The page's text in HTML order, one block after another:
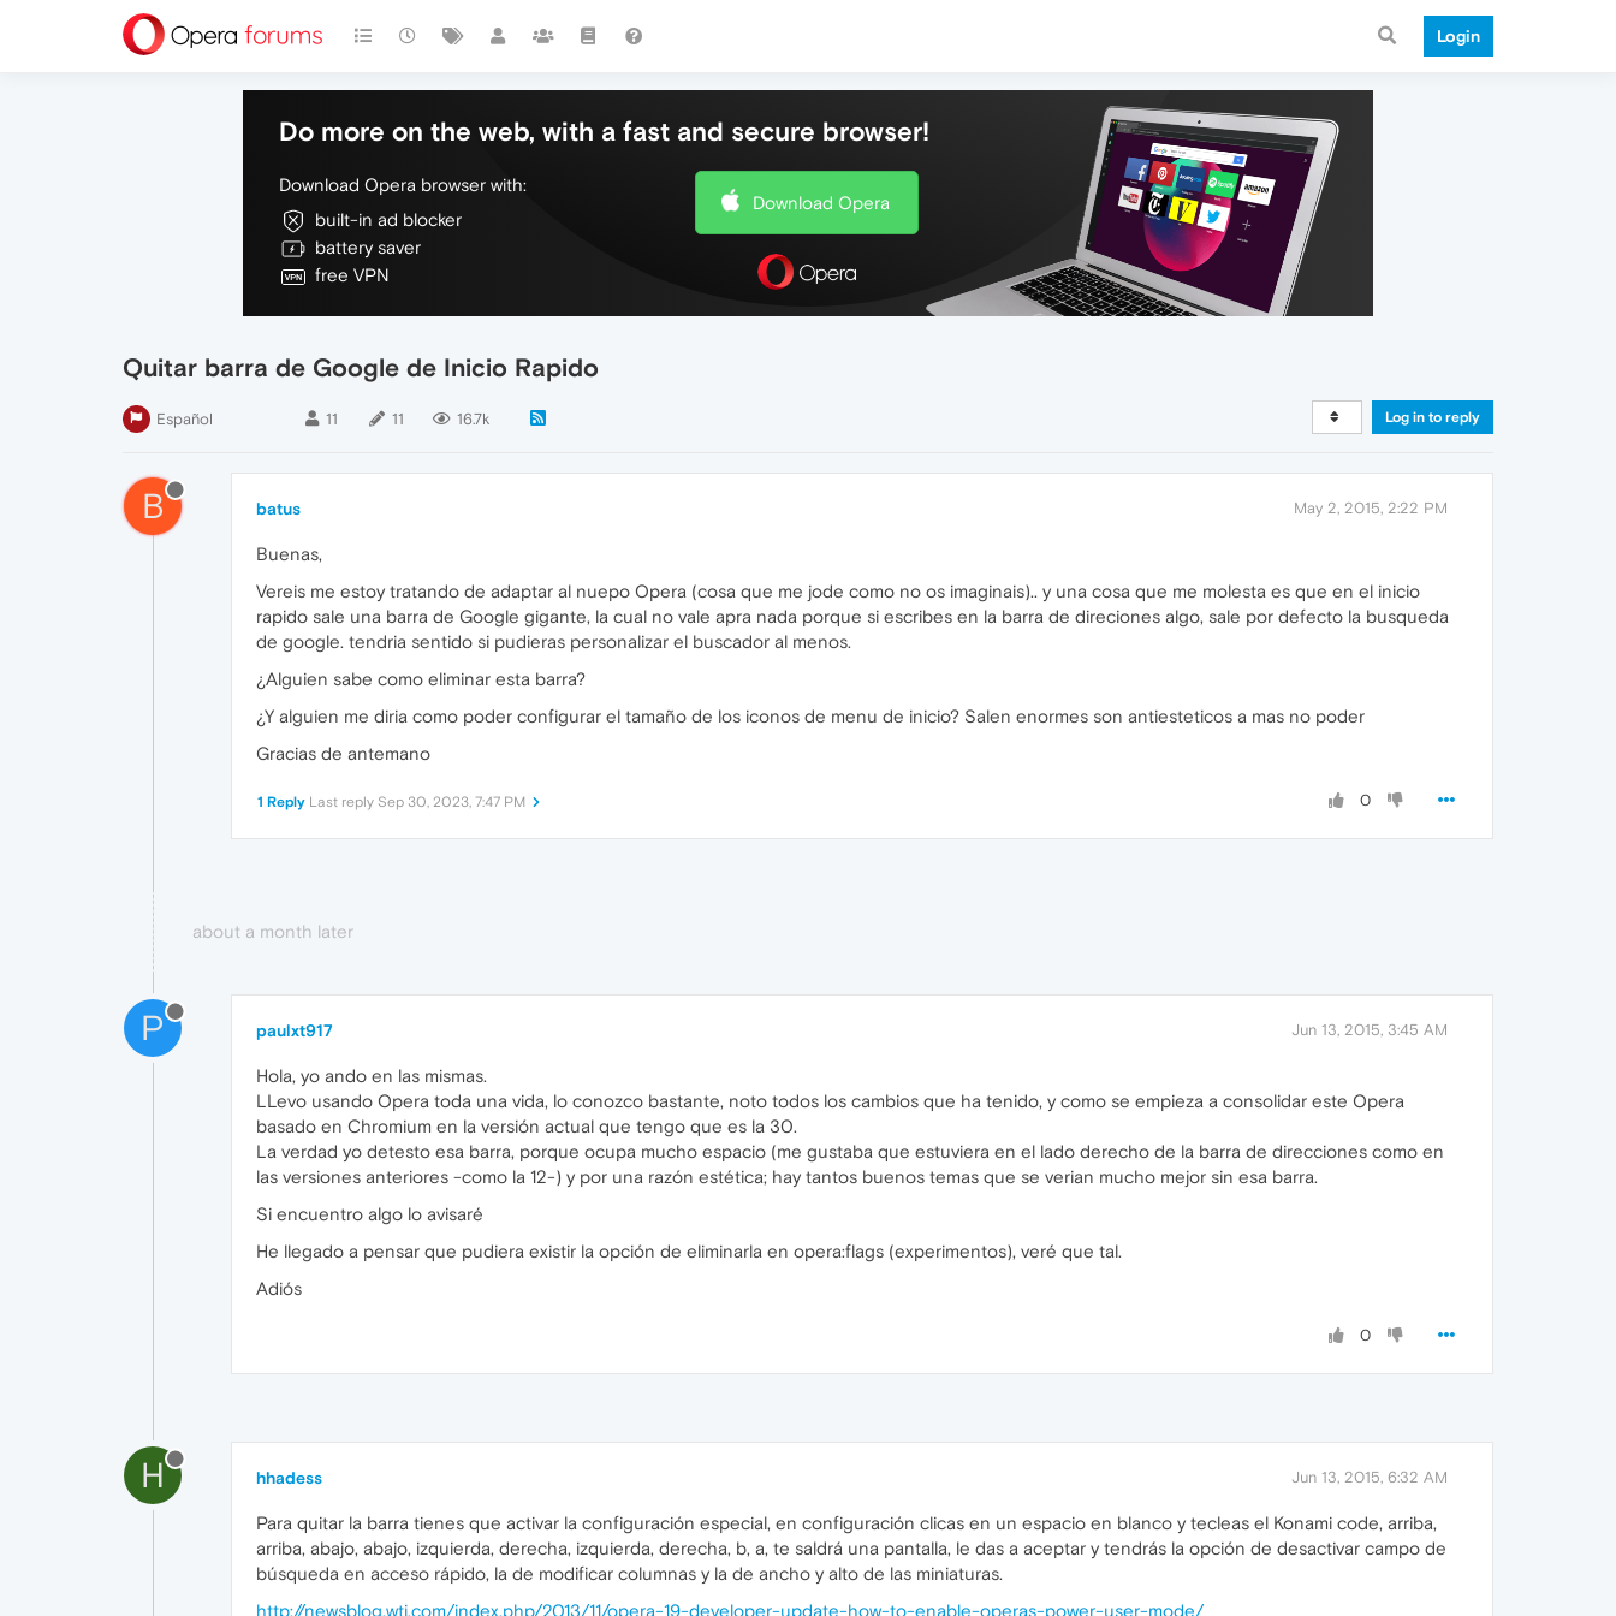
Login
Do more on the web, with a fast and secure browser!
Download Opera browser with:
built-in ad blocker
battery saver
free VPN
Download Opera
Quitar barra de Google de Inicio Rapido
Español 11 11 16.7k Log in to reply
B batus May 2, 2015, 2:22 PM
Buenas,
Vereis me estoy tratando de adaptar al nuepo Opera (cosa que me jode como no os imaginais).. y una cosa que me molesta es que en el inicio
rapido sale una barra de Google gigante, la cual no vale apra nada porque si escribes en la barra de direciones algo, sale por defecto la busqueda
de google. tendria sentido si pudieras personalizar el buscador al menos.
¿Alguien sabe como eliminar esta barra?
¿Y alguien me diria como poder configurar el tamaño de los iconos de menu de inicio? Salen enormes son antiesteticos a mas no poder
Gracias de antemano
0
1 Reply Last reply Sep 30, 2023, 7:47 PM
about a month later
P paulxt917 Jun 13, 2015, 3:45 AM
Hola, yo ando en las mismas.
LLevo usando Opera toda una vida, lo conozco bastante, noto todos los cambios que ha tenido, y como se empieza a consolidar este Opera
basado en Chromium en la versión actual que tengo que es la 30.
La verdad yo detesto esa barra, porque ocupa mucho espacio (me gustaba que estuviera en el lado derecho de la barra de direcciones como en
las versiones anteriores -como la 12-) y por una razón estética; hay tantos buenos temas que se verian mucho mejor sin esa barra.
Si encuentro algo lo avisaré
He llegado a pensar que pudiera existir la opción de eliminarla en opera:flags (experimentos), veré que tal.
Adiós
0
H hhadess Jun 13, 2015, 6:32 AM
Para quitar la barra tienes que activar la configuración especial, en configuración clicas en un espacio en blanco y tecleas el Konami code, arriba,
arriba, abajo, abajo, izquierda, derecha, izquierda, derecha, b, a, te saldrá una pantalla, le das a aceptar y tendrás la opción de desactivar campo de
búsqueda en acceso rápido, la de modificar columnas y la de ancho y alto de las miniaturas.
http://newsblog.wti.com/index.php/2013/11/opera-19-developer-update-how-to-enable-operas-power-user-mode/